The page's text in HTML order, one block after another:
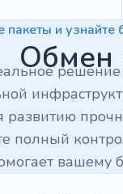
пакеты и
Обмен
развитию
полный
вашему